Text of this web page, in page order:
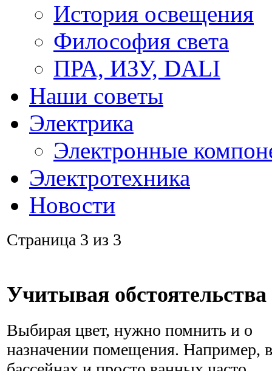
История освещения
Философия света
ПРА, ИЗУ, DALI
Наши советы
Электрика
Электронные
Электротехника
Новости
Страница 3 из 3
Учитывая обстоятельства
Выбирая цвет, нужно помнить и о
назначении помещения. Например, в